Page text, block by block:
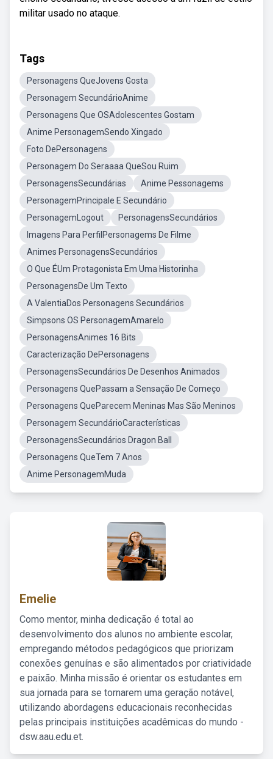
militar usado no ataque.
Tags
Personagens QueJovens Gosta
Personagem SecundárioAnime
Personagens Que OSAdolescentes Gostam
Anime PersonagemSendo Xingado
Foto DePersonagens
Personagem Do Seraaaa QueSou Ruim
PersonagensSecundárias
Anime Pessonagems
PersonagemPrincipale E Secundário
PersonagemLogout
PersonagensSecundários
Imagens Para PerfilPersonagems De Filme
Animes PersonagensSecundários
O Que ÉUm Protagonista Em Uma Historinha
PersonagensDe Um Texto
A ValentiaDos Personagens Secundários
Simpsons OS PersonagemAmarelo
PersonagensAnimes 16 Bits
Caracterização DePersonagens
PersonagensSecundários De Desenhos Animados
Personagens QuePassam a Sensação De Começo
Personagens QueParecem Meninas Mas São Meninos
Personagem SecundárioCaracterísticas
PersonagensSecundários Dragon Ball
Personagens QueTem 7 Anos
Anime PersonagemMuda
Emelie
Como mentor, minha dedicação é total ao
desenvolvimento dos alunos no ambiente escolar,
empregando métodos pedagógicos que priorizam
conexões genuínas e são alimentados por criatividade
e paixão. Minha missão é orientar os estudantes em
sua jornada para se tornarem uma geração notável,
utilizando abordagens educacionais reconhecidas
pelas principais instituições acadêmicas do mundo -
dsw.aau.edu.et.